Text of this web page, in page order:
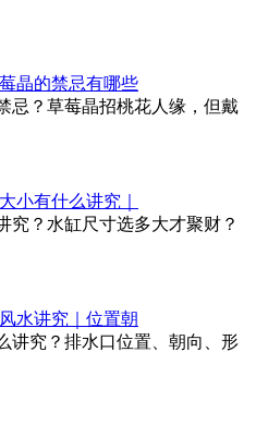
晶的禁忌有哪些
忌？草莓晶招桃花人缘，但戴
小有什么讲究｜
究？水缸尺寸选多大才聚财？
水讲究｜位置朝
讲究？排水口位置、朝向、形